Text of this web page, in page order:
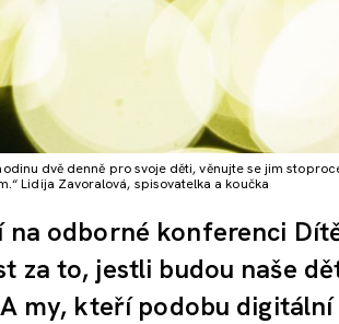
dvě denně pro svoje děti, věnujte se jim
Lidija Zavoralová, spisovatelka a koučka
na odborné konferenci
za to, jestli budou naše
my, kteří podobu